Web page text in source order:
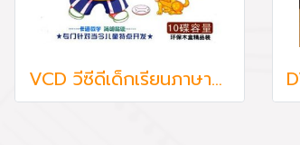
VCD วีซีดีเด็กเรียนภาษาจีน 5 แผ่น